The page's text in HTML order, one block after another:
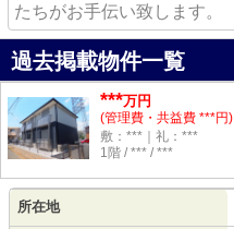
たちがお手伝い致します。
過去掲載物件一覧
***万円
(管理費・共益費 ***円)
敷：***｜礼：***
1階 / *** / ***
所在地